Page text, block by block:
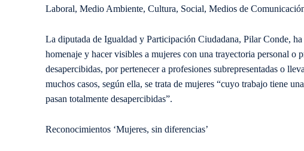
Laboral, Medio Ambiente, Cultura, Social, Medios de
La diputada de Igualdad y Participación Ciudadana, Pilar Conde,
homenaje y hacer visibles a mujeres con una trayectoria personal o
desapercibidas, por pertenecer a profesiones subrepresentadas o
muchos casos, según ella, se trata de mujeres “cuyo trabajo tiene
pasan totalmente desapercibidas”.
Reconocimientos ‘Mujeres, sin diferencias’